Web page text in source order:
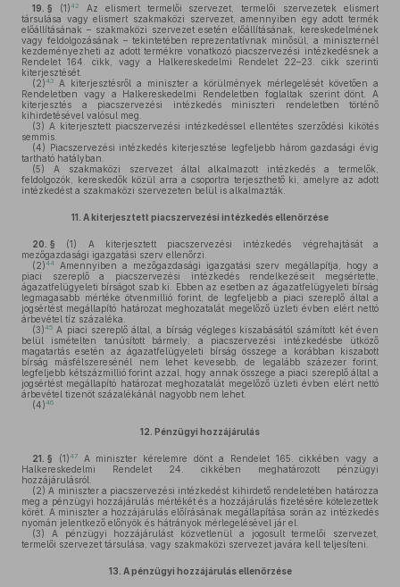
19. § (1)42
Az elismert termelői szervezet, termelői szervezetek elismert
társulása vagy elismert szakmaközi szervezet, amennyiben egy adott termék
előállításának – szakmaközi szervezet esetén előállításának, kereskedelmének
vagy feldolgozásának – tekintetében reprezentatívnak minősül, a miniszternél
kezdeményezheti az adott termékre vonatkozó piacszervezési intézkedésnek a
Rendelet 164. cikk, vagy a Halkereskedelmi Rendelet 22–23. cikk szerinti
kiterjesztését.
(2)43
A kiterjesztésről a miniszter a körülmények mérlegelését követően a
Rendeletben vagy a Halkereskedelmi Rendeletben foglaltak szerint dönt. A
kiterjesztés a piacszervezési intézkedés miniszteri rendeletben történő
kihirdetésével valósul meg.
(3) A kiterjesztett piacszervezési intézkedéssel ellentétes szerződési kikötés
semmis.
(4) Piacszervezési intézkedés kiterjesztése legfeljebb három gazdasági évig
tartható hatályban.
(5) A szakmaközi szervezet által alkalmazott intézkedés a termelők,
feldolgozók, kereskedők közül arra a csoportra terjeszthető ki, amelyre az adott
intézkedést a szakmaközi szervezeten belül is alkalmazták.
11. A kiterjesztett piacszervezési intézkedés ellenőrzése
20. § (1)
A kiterjesztett piacszervezési intézkedés végrehajtását a
mezőgazdasági igazgatási szerv ellenőrzi.
(2)44
Amennyiben a mezőgazdasági igazgatási szerv megállapítja, hogy a
piaci szereplő a piacszervezési intézkedés rendelkezéseit megsértette,
ágazatfelügyeleti bírságot szab ki. Ebben az esetben az ágazatfelügyeleti bírság
legmagasabb mértéke ötvenmillió forint, de legfeljebb a piaci szereplő által a
jogsértést megállapító határozat meghozatalát megelőző üzleti évben elért nettó
árbevétel tíz százaléka.
(3)45 A piaci szereplő által, a bírság végleges kiszabásától számított két éven
belül ismételten tanúsított bármely, a piacszervezési intézkedésbe ütköző
magatartás esetén az ágazatfelügyeleti bírság összege a korábban kiszabott
bírság másfélszeresénél nem lehet kevesebb, de legalább százezer forint,
legfeljebb kétszázmillió forint azzal, hogy annak összege a piaci szereplő által a
jogsértést megállapító határozat meghozatalát megelőző üzleti évben elért nettó
árbevétel tizenöt százalékánál nagyobb nem lehet.
(4)46
12. Pénzügyi hozzájárulás
21. § (1)47A miniszter kérelemre dönt a Rendelet 165. cikkében vagy a
Halkereskedelmi Rendelet 24. cikkében meghatározott pénzügyi
hozzájárulásról.
(2) A miniszter a piacszervezési intézkedést kihirdető rendeletében határozza
meg a pénzügyi hozzájárulás mértékét és a hozzájárulás fizetésére kötelezettek
körét. A miniszter a hozzájárulás előírásának megállapítása során az intézkedés
nyomán jelentkező előnyök és hátrányok mérlegelésével jár el.
(3) A pénzügyi hozzájárulást közvetlenül a jogosult termelői szervezet,
termelői szervezet társulása, vagy szakmaközi szervezet javára kell teljesíteni.
13. A pénzügyi hozzájárulás ellenőrzése